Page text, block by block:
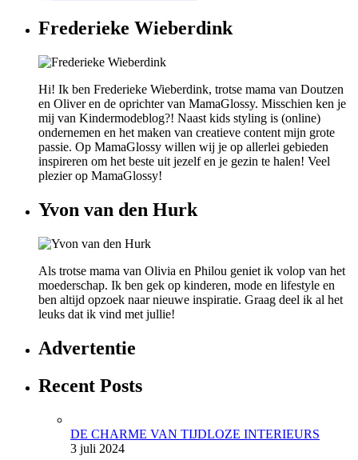
Frederieke Wieberdink
Hi! Ik ben Frederieke Wieberdink, trotse mama van Doutzen
en Oliver en de oprichter van MamaGlossy. Misschien ken je
mij van Kindermodeblog?! Naast kids styling is (online)
ondernemen en het maken van creatieve content mijn grote
passie. Op MamaGlossy willen wij je op allerlei gebieden
inspireren om het beste uit jezelf en je gezin te halen! Veel
plezier op MamaGlossy!
Yvon van den Hurk
Als trotse mama van Olivia en Philou geniet ik volop van het
moederschap. Ik ben gek op kinderen, mode en lifestyle en
ben altijd opzoek naar nieuwe inspiratie. Graag deel ik al het
leuks dat ik vind met jullie!
Advertentie
Recent Posts
DE CHARME VAN TIJDLOZE INTERIEURS
3 juli 2024